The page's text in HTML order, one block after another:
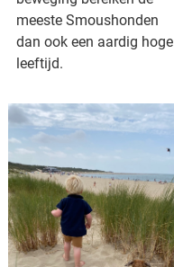
meeste Smoushonden
dan ook een aardig hoge
leeftijd.